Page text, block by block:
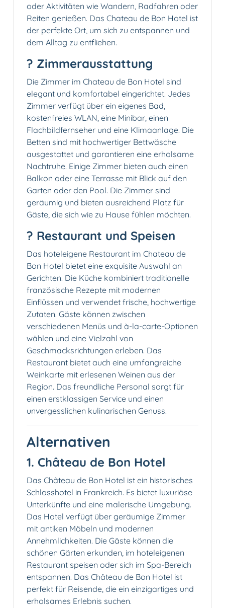
oder Aktivitäten wie Wandern, Radfahren oder
Reiten genießen. Das Chateau de Bon Hotel ist
der perfekte Ort, um sich zu entspannen und
dem Alltag zu entfliehen.
?️ Zimmerausstattung
Die Zimmer im Chateau de Bon Hotel sind
elegant und komfortabel eingerichtet. Jedes
Zimmer verfügt über ein eigenes Bad,
kostenfreies WLAN, eine Minibar, einen
Flachbildfernseher und eine Klimaanlage. Die
Betten sind mit hochwertiger Bettwäsche
ausgestattet und garantieren eine erholsame
Nachtruhe. Einige Zimmer bieten auch einen
Balkon oder eine Terrasse mit Blick auf den
Garten oder den Pool. Die Zimmer sind
geräumig und bieten ausreichend Platz für
Gäste, die sich wie zu Hause fühlen möchten.
?️ Restaurant und Speisen
Das hoteleigene Restaurant im Chateau de
Bon Hotel bietet eine exquisite Auswahl an
Gerichten. Die Küche kombiniert traditionelle
französische Rezepte mit modernen
Einflüssen und verwendet frische, hochwertige
Zutaten. Gäste können zwischen
verschiedenen Menüs und à-la-carte-Optionen
wählen und eine Vielzahl von
Geschmacksrichtungen erleben. Das
Restaurant bietet auch eine umfangreiche
Weinkarte mit erlesenen Weinen aus der
Region. Das freundliche Personal sorgt für
einen erstklassigen Service und einen
unvergesslichen kulinarischen Genuss.
Alternativen
1. Château de Bon Hotel
Das Château de Bon Hotel ist ein historisches
Schlosshotel in Frankreich. Es bietet luxuriöse
Unterkünfte und eine malerische Umgebung.
Das Hotel verfügt über geräumige Zimmer
mit antiken Möbeln und modernen
Annehmlichkeiten. Die Gäste können die
schönen Gärten erkunden, im hoteleigenen
Restaurant speisen oder sich im Spa-Bereich
entspannen. Das Château de Bon Hotel ist
perfekt für Reisende, die ein einzigartiges und
erholsames Erlebnis suchen.